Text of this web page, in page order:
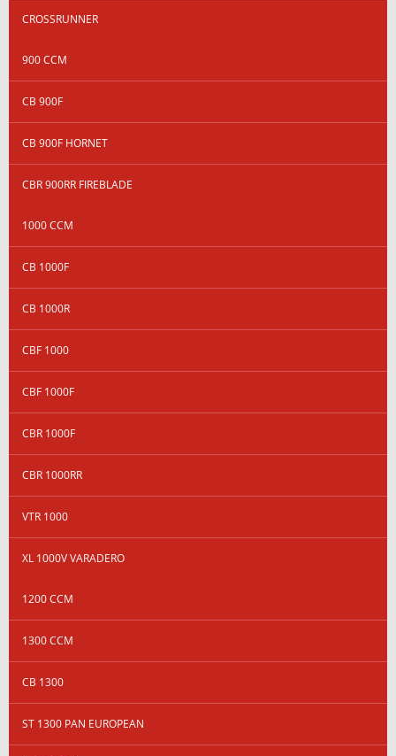
CROSSRUNNER
900 CCM
CB 900F
CB 900F HORNET
CBR 900RR FIREBLADE
1000 CCM
CB 1000F
CB 1000R
CBF 1000
CBF 1000F
CBR 1000F
CBR 1000RR
VTR 1000
XL 1000V VARADERO
1200 CCM
1300 CCM
CB 1300
ST 1300 PAN EUROPEAN